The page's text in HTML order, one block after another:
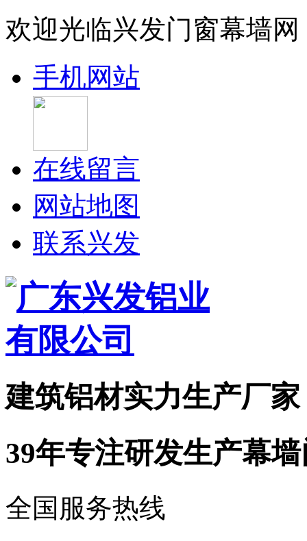
欢迎光临兴发门窗幕墙网
手机网站
在线留言
网站地图
联系兴发
建筑铝材实力生产厂家
39年专注研发生产幕
全国服务热线